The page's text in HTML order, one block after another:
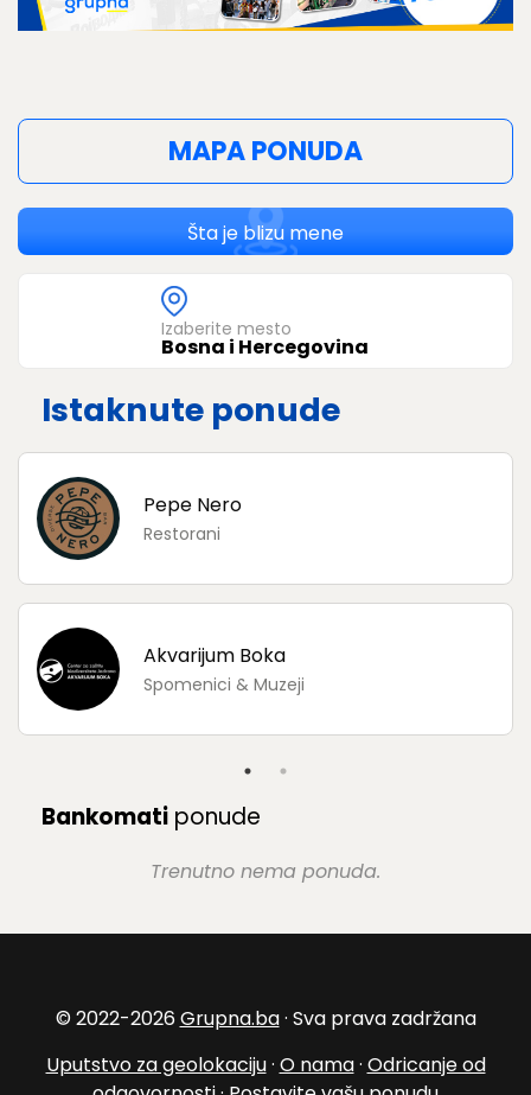
MAPA PONUDA
Šta je blizu mene
Izaberite mesto
Bosna i Hercegovina
Istaknute ponude
Pepe Nero
Restorani
Akvarijum Boka
Spomenici & Muzeji
Bankomati ponude
Trenutno nema ponuda.
© 2022-2026 Grupna.ba· Sva prava zadržana
Uputstvo za geolokaciju· O nama· Odricanje od